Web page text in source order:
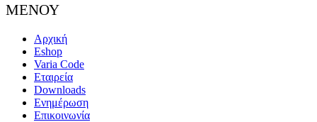
ΜΕΝΟΥ
Αρχική
Eshop
Varia Code
Εταιρεία
Downloads
Ενημέρωση
Επικοινωνία